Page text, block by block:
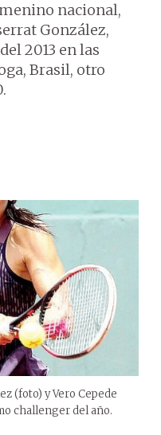
nacional,
González,
2013 en las
Brasil, otro
(foto) y Vero Cepede
challenger del año.